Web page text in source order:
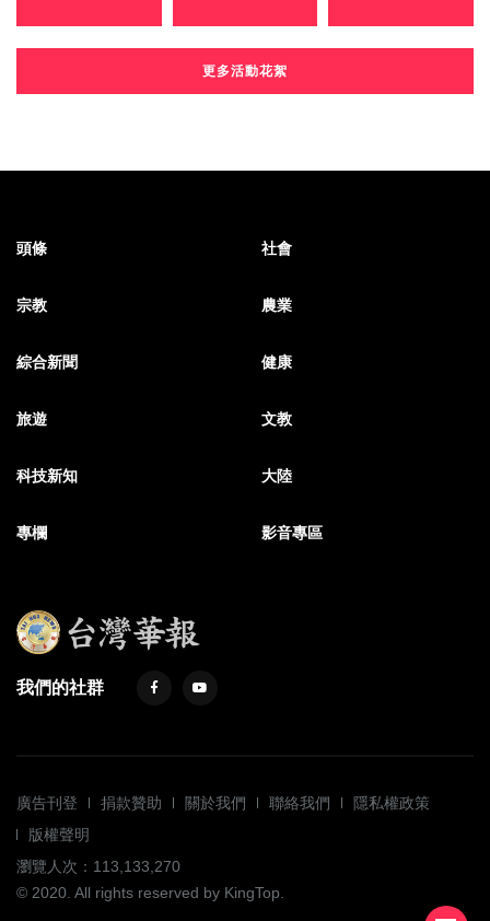
更多活動花絮
頭條 社會
宗教 農業
綜合新聞 健康
旅遊 文教
科技新知 大陸
專欄 影音專區
我們的社群
廣告刊登 捐款贊助 關於我們 聯絡我們
隱私權政策
版權聲明
瀏覽人次：113,133,270
© 2020. All rights reserved by KingTop.